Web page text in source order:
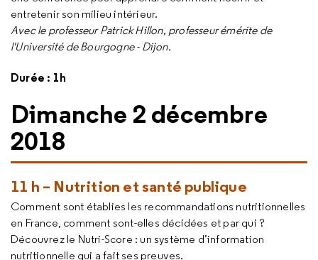
entretenir son milieu intérieur.
Avec le professeur Patrick Hillon, professeur émérite de
l'Université de Bourgogne - Dijon.
Durée : 1h
Dimanche 2 décembre
2018
11 h – Nutrition et santé publique
Comment sont établies les recommandations nutritionnelles
en France, comment sont-elles décidées et par qui ?
Découvrez le Nutri-Score : un système d’information
nutritionnelle qui a fait ses preuves.